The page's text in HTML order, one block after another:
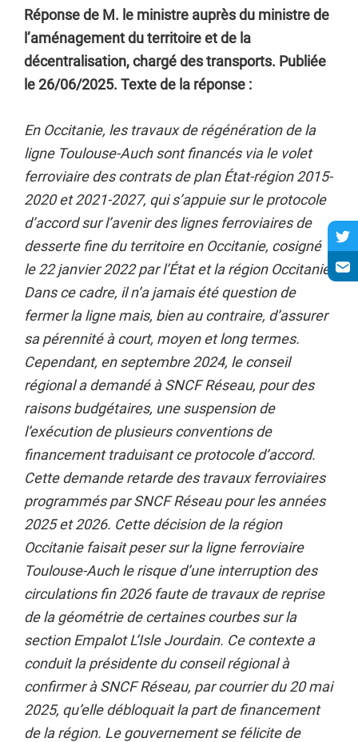
Réponse de M. le ministre auprès du ministre de
l’aménagement du territoire et de la
décentralisation, chargé des transports. Publiée
le 26/06/2025. Texte de la réponse :
En Occitanie, les travaux de régénération de la
ligne Toulouse-Auch sont financés via le volet
ferroviaire des contrats de plan État-région 2015-
2020 et 2021-2027, qui s’appuie sur le protocole
d’accord sur l’avenir des lignes ferroviaires de
desserte fine du territoire en Occitanie, cosigné
le 22 janvier 2022 par l’État et la région Occitanie.
Dans ce cadre, il n’a jamais été question de
fermer la ligne mais, bien au contraire, d’assurer
sa pérennité à court, moyen et long termes.
Cependant, en septembre 2024, le conseil
régional a demandé à SNCF Réseau, pour des
raisons budgétaires, une suspension de
l’exécution de plusieurs conventions de
financement traduisant ce protocole d’accord.
Cette demande retarde des travaux ferroviaires
programmés par SNCF Réseau pour les années
2025 et 2026. Cette décision de la région
Occitanie faisait peser sur la ligne ferroviaire
Toulouse-Auch le risque d’une interruption des
circulations fin 2026 faute de travaux de reprise
de la géométrie de certaines courbes sur la
section Empalot L’Isle Jourdain. Ce contexte a
conduit la présidente du conseil régional à
confirmer à SNCF Réseau, par courrier du 20 mai
2025, qu’elle débloquait la part de financement
de la région. Le gouvernement se félicite de